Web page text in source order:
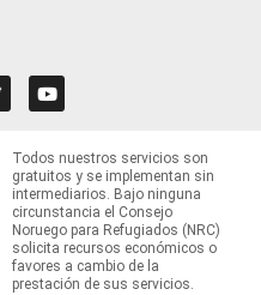
Todos nuestros servicios son
gratuitos y se implementan sin
intermediarios. Bajo ninguna
circunstancia el Consejo
Noruego para Refugiados (NRC)
solicita recursos económicos o
favores a cambio de la
prestación de sus servicios.